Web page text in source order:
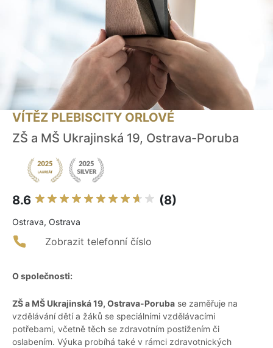
VÍTĚZ PLEBISCITY ORLOVÉ
ZŠ a MŠ Ukrajinská 19, Ostrava-Poruba
8.6 (8)
Ostrava, Ostrava
Zobrazit telefonní číslo
O společnosti:
ZŠ a MŠ Ukrajinská 19, Ostrava-Poruba se zaměřuje na
vzdělávání dětí a žáků se speciálními vzdělávacími
potřebami, včetně těch se zdravotním postižením či
oslabením. Výuka probíhá také v rámci zdravotnických